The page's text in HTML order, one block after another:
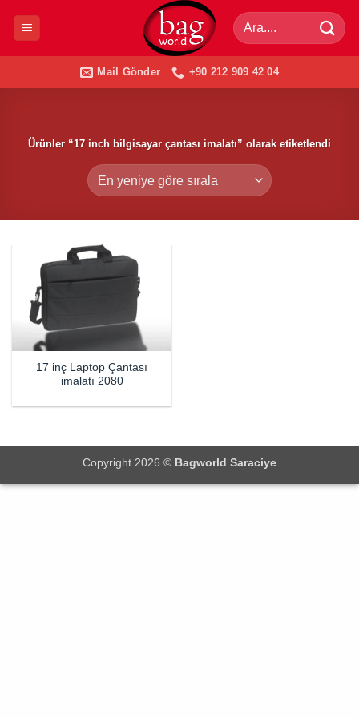
Ara:
Mail Gönder +90 212 909 42 04
Ürünler “17 inch bilgisayar çantası imalatı” olarak etiketlendi
17 inç Laptop Çantası
imalatı 2080
Copyright 2026 © Bagworld Saraciye